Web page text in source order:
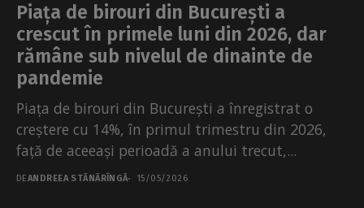
Piața de birouri din București a
crescut în primele luni din 2026, dar
rămâne sub nivelul de dinainte de
pandemie
Piața de birouri din București a înregistrat o
creștere cu 14%, în primul trimestru din 2026,
față de aceeași perioadă a anului trecut,...
DEANDREEA STĂNĂRÎNGĂ 15/05/2026